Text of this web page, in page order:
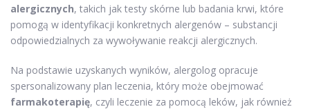
alergicznych, takich jak testy skórne lub badania krwi, które
pomogą w identyfikacji konkretnych alergenów – substancji
odpowiedzialnych za wywoływanie reakcji alergicznych.
Na podstawie uzyskanych wyników, alergolog opracuje
spersonalizowany plan leczenia, który może obejmować
farmakoterapię, czyli leczenie za pomocą leków, jak również